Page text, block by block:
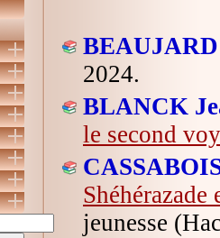
BEAUJARD
2024.
BLANCK
le second
Shéhérazade
jeunesse